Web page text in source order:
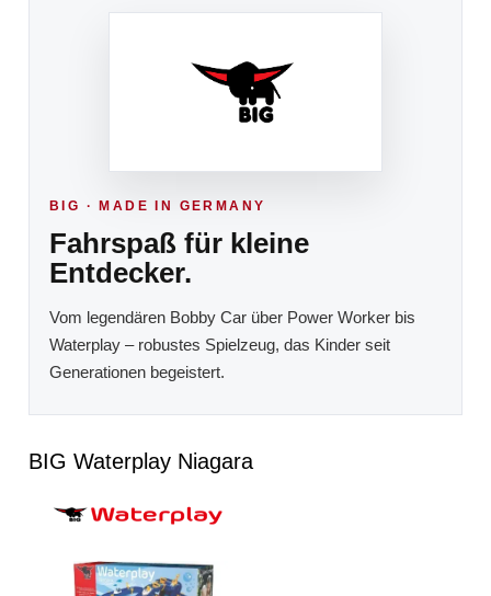
BIG · MADE IN GERMANY
Fahrspaß für kleine
Entdecker.
Vom legendären Bobby Car über Power Worker bis
Waterplay – robustes Spielzeug, das Kinder seit
Generationen begeistert.
BIG Waterplay Niagara
Bildergalerie überspringen